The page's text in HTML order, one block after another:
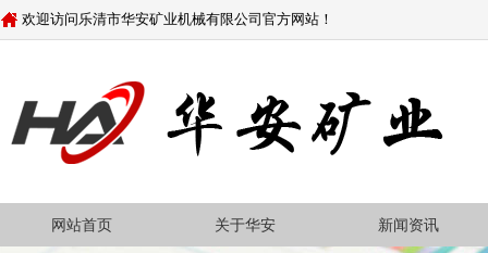
欢迎访问乐清市华安矿业机械有限公司官方网站！
网站首页 关于华安 新闻资讯